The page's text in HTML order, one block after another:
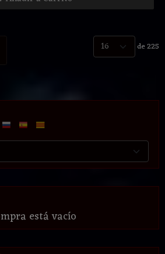
está vacío
de 225